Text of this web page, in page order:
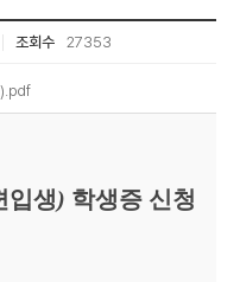
조회수 27353
).pdf
입생) 학생증 신청